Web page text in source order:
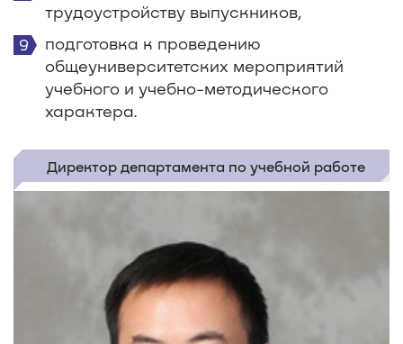
трудоустройству выпускников,
подготовка к проведению
общеуниверситетских мероприятий
учебного и учебно-методического
характера.
Директор департамента по учебной работе